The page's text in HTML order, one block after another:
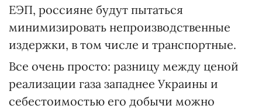
ЕЭП, россияне будут пытаться
минимизировать непроизводственные
издержки, в том числе и транспортные.
Все очень просто: разницу между ценой
реализации газа западнее Украины и
себестоимостью его добычи можно